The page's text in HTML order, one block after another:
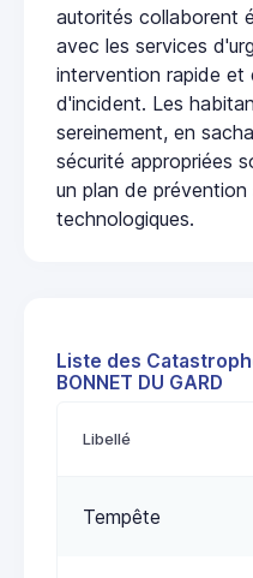
autorités collaborent
avec les services
intervention rapide et
d'incident. Les
sereinement, en
sécurité appropriées
un plan de prévention
technologiques.
Liste des
BONNET DU GARD
Libellé
Tempête